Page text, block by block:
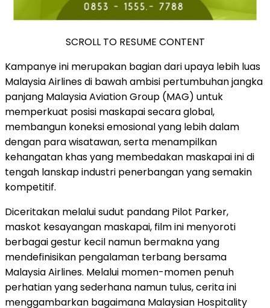
SCROLL TO RESUME CONTENT
Kampanye ini merupakan bagian dari upaya lebih luas
Malaysia Airlines di bawah ambisi pertumbuhan jangka
panjang Malaysia Aviation Group (MAG) untuk
memperkuat posisi maskapai secara global,
membangun koneksi emosional yang lebih dalam
dengan para wisatawan, serta menampilkan
kehangatan khas yang membedakan maskapai ini di
tengah lanskap industri penerbangan yang semakin
kompetitif.
Diceritakan melalui sudut pandang Pilot Parker,
maskot kesayangan maskapai, film ini menyoroti
berbagai gestur kecil namun bermakna yang
mendefinisikan pengalaman terbang bersama
Malaysia Airlines. Melalui momen-momen penuh
perhatian yang sederhana namun tulus, cerita ini
menggambarkan bagaimana Malaysian Hospitality